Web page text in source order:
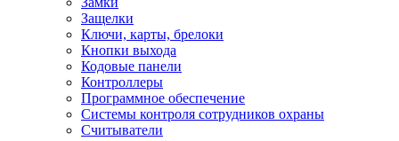
Защелки
Ключи, карты, брелоки
Кнопки выхода
Кодовые панели
Контроллеры
Программное обеспечение
Системы контроля сотрудников охраны
Считыватели